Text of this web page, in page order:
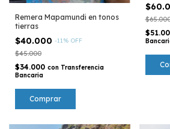
Remera Mapamundi en tonos
tierras
$40.000 -11% OFF
$45.000
$34.000 con Transferencia
Bancaria
Comprar